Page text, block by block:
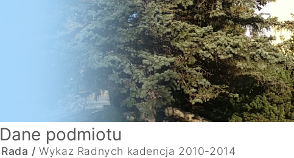
Dane podmiotu
Rada / Wykaz Radnych kadencja 2010-2014